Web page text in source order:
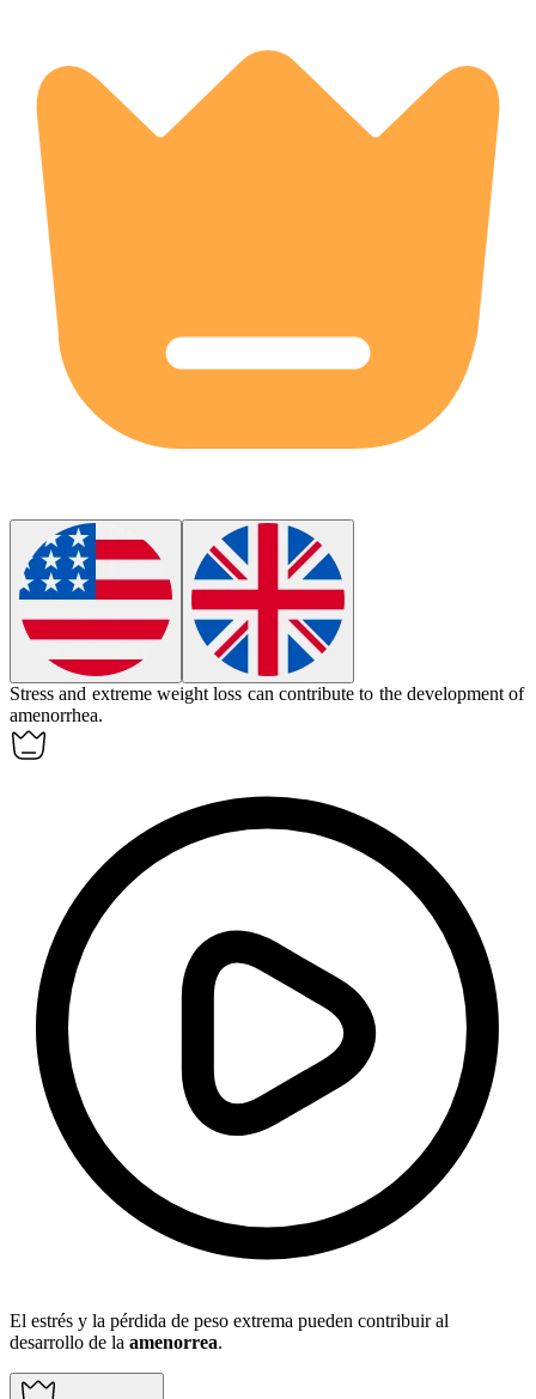
Stress and extreme weight loss can contribute to the development of
amenorrhea.
El estrés y la pérdida de peso extrema pueden contribuir al
desarrollo de la amenorrea.